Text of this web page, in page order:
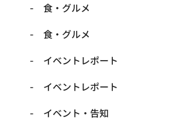
​食・グルメ
​食・グルメ
イベントレポート
イベントレポート
イベント・告知